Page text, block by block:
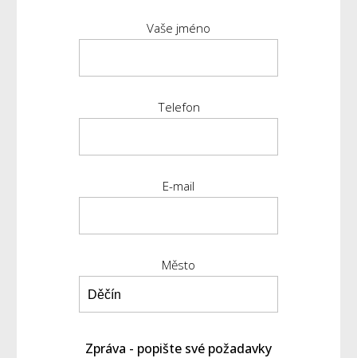
Vaše jméno
Telefon
E-mail
Město
Zpráva - popište své požadavky